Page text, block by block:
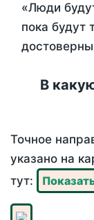
«Люди
пока будут
В
Точное
указано на
тут: